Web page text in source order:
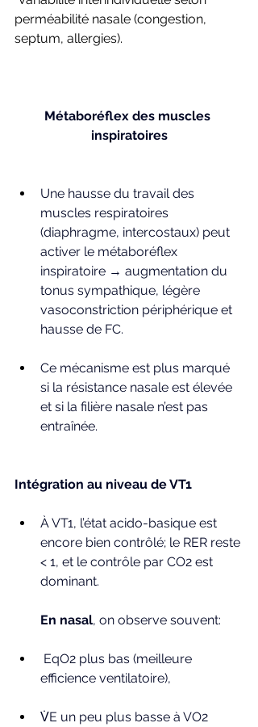
perméabilité nasale (congestion,
septum, allergies).
Métaboréflex des muscles
inspiratoires
Une hausse du travail des
muscles respiratoires
(diaphragme, intercostaux) peut
activer le métaboréflex
inspiratoire → augmentation du
tonus sympathique, légère
vasoconstriction périphérique et
hausse de FC.
Ce mécanisme est plus marqué
si la résistance nasale est élevée
et si la filière nasale n’est pas
entraînée.
Intégration au niveau de VT1
À VT1, l’état acido-basique est
encore bien contrôlé; le RER reste
< 1, et le contrôle par CO2 est
dominant.
En nasal, on observe souvent:
EqO2 plus bas (meilleure
efficience ventilatoire),
V̇E un peu plus basse à VO2